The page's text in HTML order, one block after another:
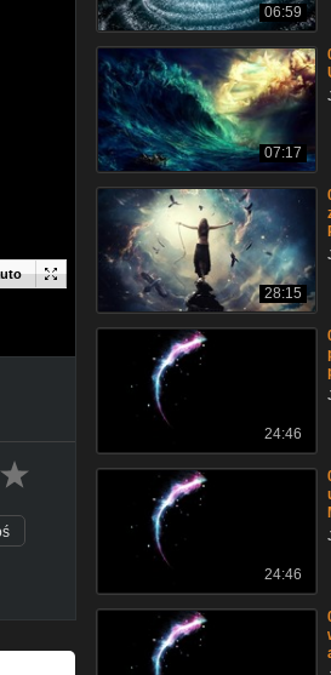
06:59
07:17
28:15
24:46
24:46